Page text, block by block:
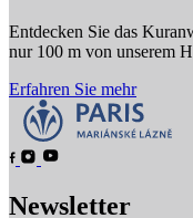
Entdecken Sie das
nur 100 m von unserem
Erfahren Sie mehr
Newsletter